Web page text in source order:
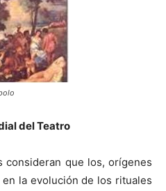
del Teatro
consideran que los, orígenes
la evolución de los rituales